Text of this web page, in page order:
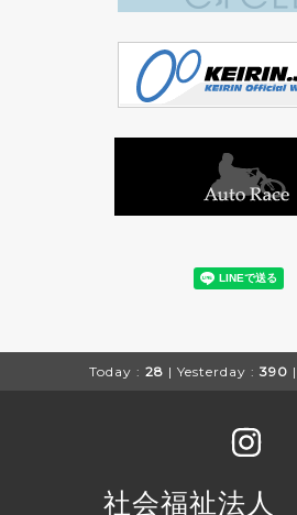
Today : 28 | Yesterday : 390
社会福祉法人